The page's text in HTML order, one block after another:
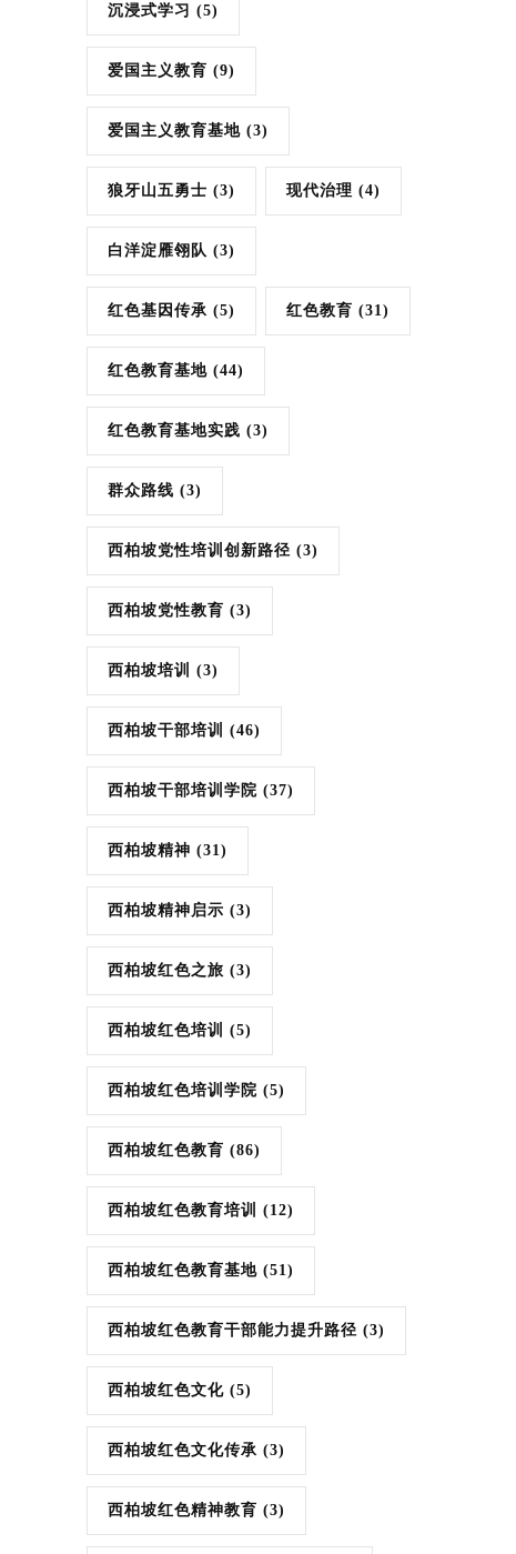
沉浸式学习 (5)
爱国主义教育 (9)
爱国主义教育基地 (3)
狼牙山五勇士 (3) 现代治理 (4)
白洋淀雁翎队 (3)
红色基因传承 (5) 红色教育 (31)
红色教育基地 (44)
红色教育基地实践 (3)
群众路线 (3)
西柏坡党性培训创新路径 (3)
西柏坡党性教育 (3)
西柏坡培训 (3)
西柏坡干部培训 (46)
西柏坡干部培训学院 (37)
西柏坡精神 (31)
西柏坡精神启示 (3)
西柏坡红色之旅 (3)
西柏坡红色培训 (5)
西柏坡红色培训学院 (5)
西柏坡红色教育 (86)
西柏坡红色教育培训 (12)
西柏坡红色教育基地 (51)
西柏坡红色教育干部能力提升路径 (3)
西柏坡红色文化 (5)
西柏坡红色文化传承 (3)
西柏坡红色精神教育 (3)